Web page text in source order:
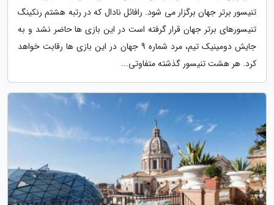
تنیسور برتر جهان برگزار می شود. رافائل نادال که در رتبه هشتم رنکینگ
تنیسورهای برتر جهان قرار گرفته است در این بازی ها حاضر نشد و به
جایش دومینیک تیم، مرد شماره 9 جهان در این بازی ها رقابت خواهد
کرد. هر هشت تنیسور گذشته متفاوتی...